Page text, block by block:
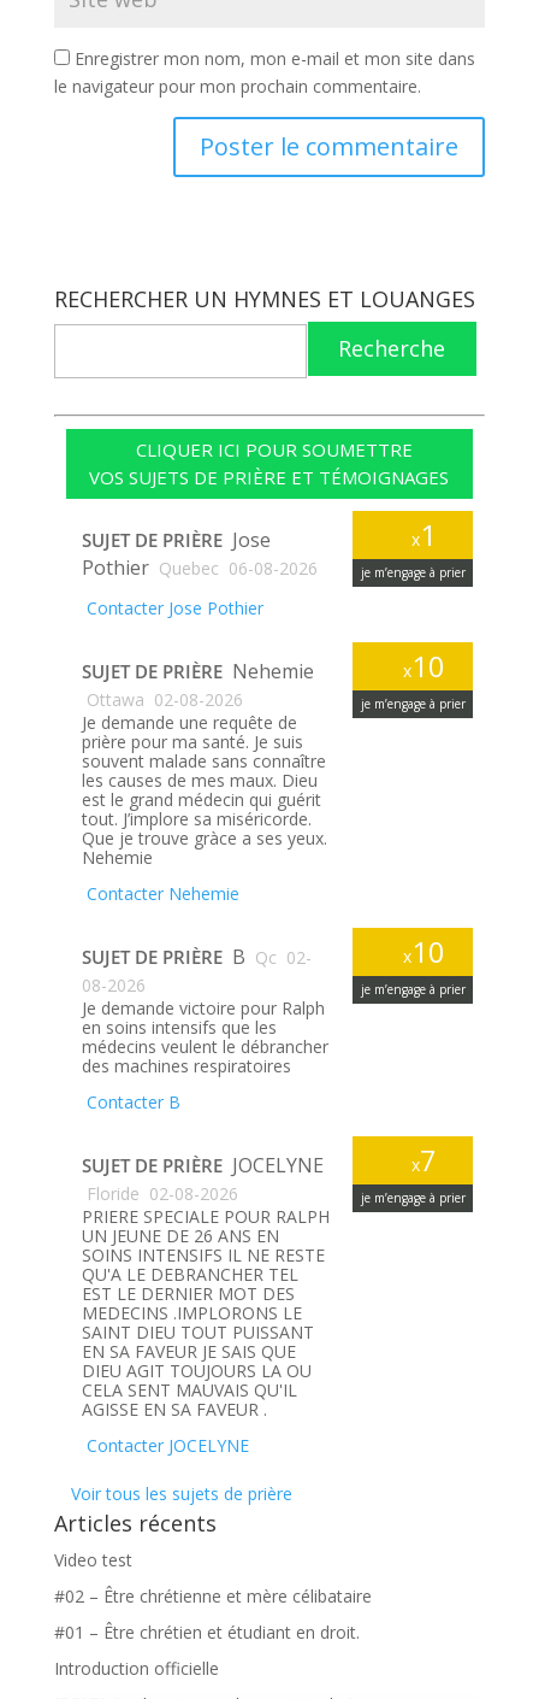
Enregistrer mon nom, mon e-mail et mon site dans
le navigateur pour mon prochain commentaire.
RECHERCHER UN HYMNES ET LOUANGES
Recherche
CLIQUER ICI POUR SOUMETTRE
VOS SUJETS DE PRIÈRE ET TÉMOIGNAGES
x1
je m’engage à prier
SUJET DE PRIÈRE Jose
Pothier Quebec 06-08-2026
Contacter Jose Pothier
x10
je m’engage à prier
SUJET DE PRIÈRE Nehemie
Ottawa 02-08-2026
Je demande une requête de
prière pour ma santé. Je suis
souvent malade sans connaître
les causes de mes maux. Dieu
est le grand médecin qui guérit
tout. J’implore sa miséricorde.
Que je trouve gràce a ses yeux.
Nehemie
Contacter Nehemie
x10
je m’engage à prier
SUJET DE PRIÈRE B Qc 02-
08-2026
Je demande victoire pour Ralph
en soins intensifs que les
médecins veulent le débrancher
des machines respiratoires
Contacter B
x7
je m’engage à prier
SUJET DE PRIÈRE JOCELYNE
Floride 02-08-2026
PRIERE SPECIALE POUR RALPH
UN JEUNE DE 26 ANS EN
SOINS INTENSIFS IL NE RESTE
QU'A LE DEBRANCHER TEL
EST LE DERNIER MOT DES
MEDECINS .IMPLORONS LE
SAINT DIEU TOUT PUISSANT
EN SA FAVEUR JE SAIS QUE
DIEU AGIT TOUJOURS LA OU
CELA SENT MAUVAIS QU'IL
AGISSE EN SA FAVEUR .
Contacter JOCELYNE
Voir tous les sujets de prière
Articles récents
Video test
#02 – Être chrétienne et mère célibataire
#01 – Être chrétien et étudiant en droit.
Introduction officielle